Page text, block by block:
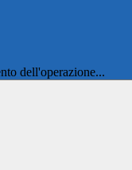
dell'operazione...